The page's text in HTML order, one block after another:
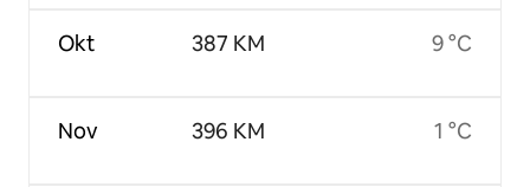
Okt
Nov
387 KM
396 KM
9 °C
1 °C